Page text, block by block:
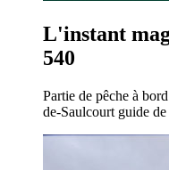
L'instant
540
Partie de pêche à
de-Saulcourt guide